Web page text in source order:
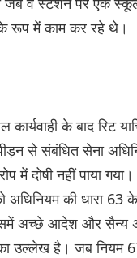
रूप में काम कर रहे थे।
कार्यवाही के बाद रिट
से संबंधित सेना
में दोषी नहीं पाया गया।
अधिनियम की धारा 63
अच्छे आदेश और सैन्य
उल्लेख है। जब नियम